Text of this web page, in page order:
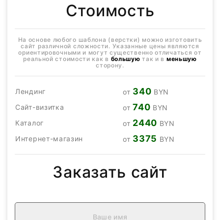
Стоимость
На основе любого шаблона (верстки) можно изготовить
сайт различной сложности. Указанные цены являются
ориентировочными и могут существенно отличаться от
реальной стоимости как в большую так и в меньшую
сторону.
Лендинг от 340 BYN
Сайт-визитка
от740 BYN
Каталог
от 2440 BYN
Интернет-магазин
от 3375 BYN
Заказать сайт